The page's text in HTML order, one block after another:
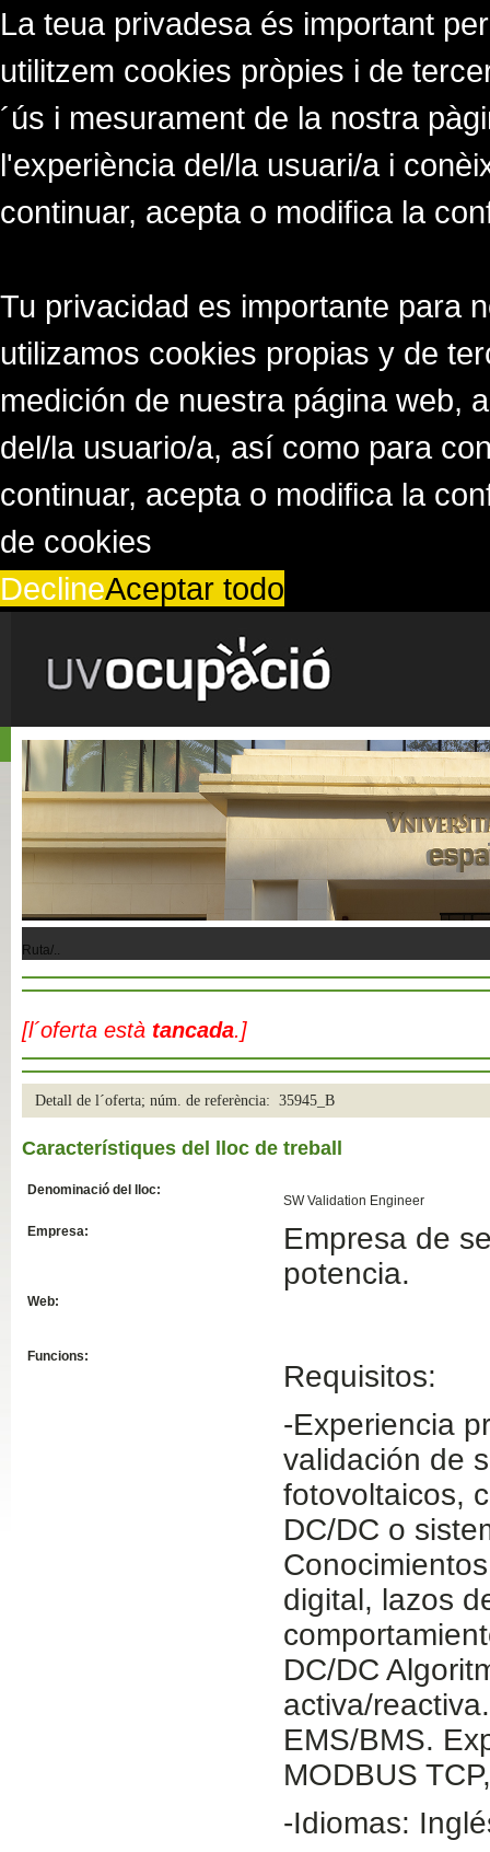
La teua privadesa és important
utilitzem cookies pròpies i de
´ús i mesurament de la nostra
l'experiència del/la usuari/a i
continuar, acepta o modifica la
Tu privacidad es importante para
utilizamos cookies propias y de
medición de nuestra página web,
del/la usuario/a, así como para
continuar, acepta o modifica la
de cookies
DeclineAceptar todo
Ruta/..
[l´oferta està tancada.]
Detall de l´oferta; núm. de referència: 35945_B
Característiques del lloc de treball
Denominació del lloc:
SW Validation Engineer
Empresa:
Empresa de
potencia.
Web:
Funcions:
Requisitos:
-Experiencia
validación de
fotovoltaicos,
DC/DC o
digital, lazos
DC/DC
activa/
EMS/BMS.
MODBUS
-Idiomas: